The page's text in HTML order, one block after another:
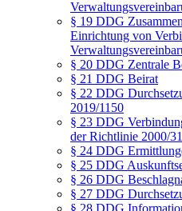
§ 19 DDG
Einrichtung von
§ 20 DDG Zentrale
§ 21 DDG Beirat
§ 22 DDG
2019/1150
§ 23 DDG
der Richtlinie 2000/
§ 24 DDG
§ 25 DDG
§ 26 DDG
§ 27 DDG
§ 28 DDG